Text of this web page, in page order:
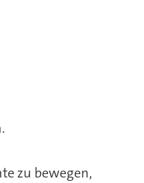
zu bewegen,